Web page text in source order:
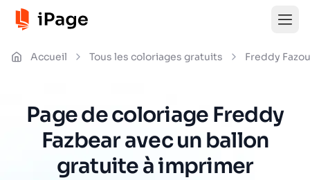
Accueil Tous les coloriages gratuits Freddy
Page de coloriage Freddy
Fazbear avec un ballon
gratuite à imprimer